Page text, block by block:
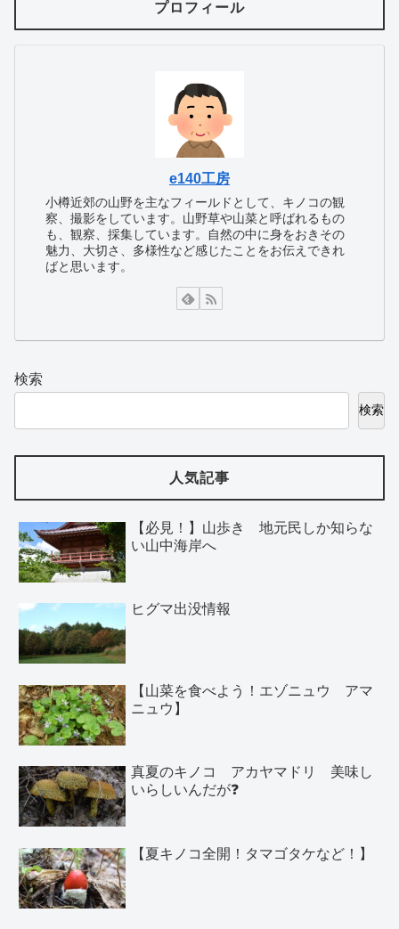
プロフィール
e140工房
小樽近郊の山野を主なフィールドとして、キノコの観
察、撮影をしています。山野草や山菜と呼ばれるもの
も、観察、採集しています。自然の中に身をおきその
魅力、大切さ、多様性など感じたことをお伝えできれ
ばと思います。
検索
検索
人気記事
【必見！】山歩き 地元民しか知らな
い山中海岸へ
ヒグマ出没情報
【山菜を食べよう！エゾニュウ アマ
ニュウ】
真夏のキノコ アカヤマドリ 美味し
いらしいんだが❓
【夏キノコ全開！タマゴタケなど！】